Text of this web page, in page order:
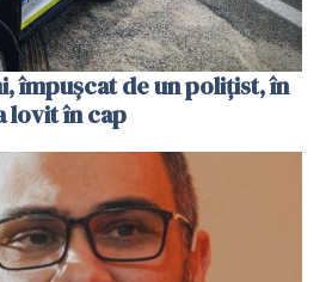
împușcat de un polițist, în
lovit în cap